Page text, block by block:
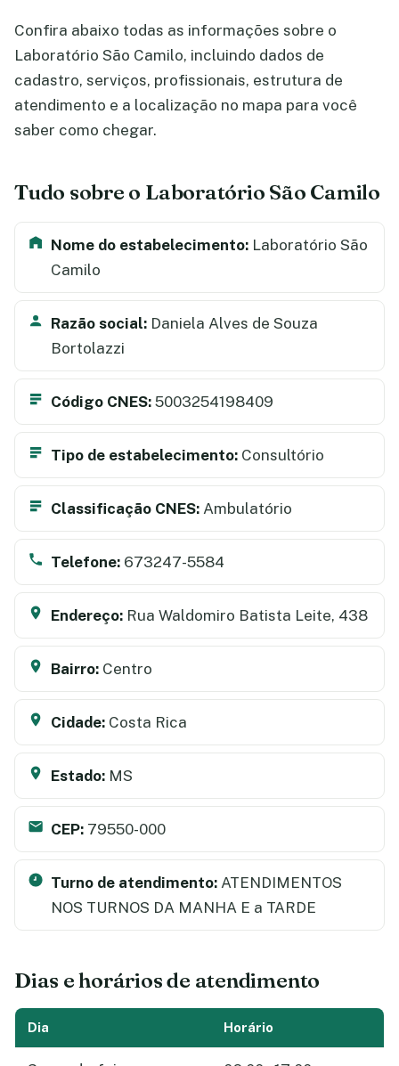
Confira abaixo todas as informações sobre o
Laboratório São Camilo, incluindo dados de
cadastro, serviços, profissionais, estrutura de
atendimento e a localização no mapa para você
saber como chegar.
Tudo sobre o Laboratório São Camilo
Nome do estabelecimento: Laboratório São
Camilo
Razão social: Daniela Alves de Souza
Bortolazzi
Código CNES: 5003254198409
Tipo de estabelecimento: Consultório
Classificação CNES: Ambulatório
Telefone: 673247-5584
Endereço: Rua Waldomiro Batista Leite, 438
Bairro: Centro
Cidade: Costa Rica
Estado: MS
CEP: 79550-000
Turno de atendimento: ATENDIMENTOS
NOS TURNOS DA MANHA E a TARDE
Dias e horários de atendimento
Dia Horário